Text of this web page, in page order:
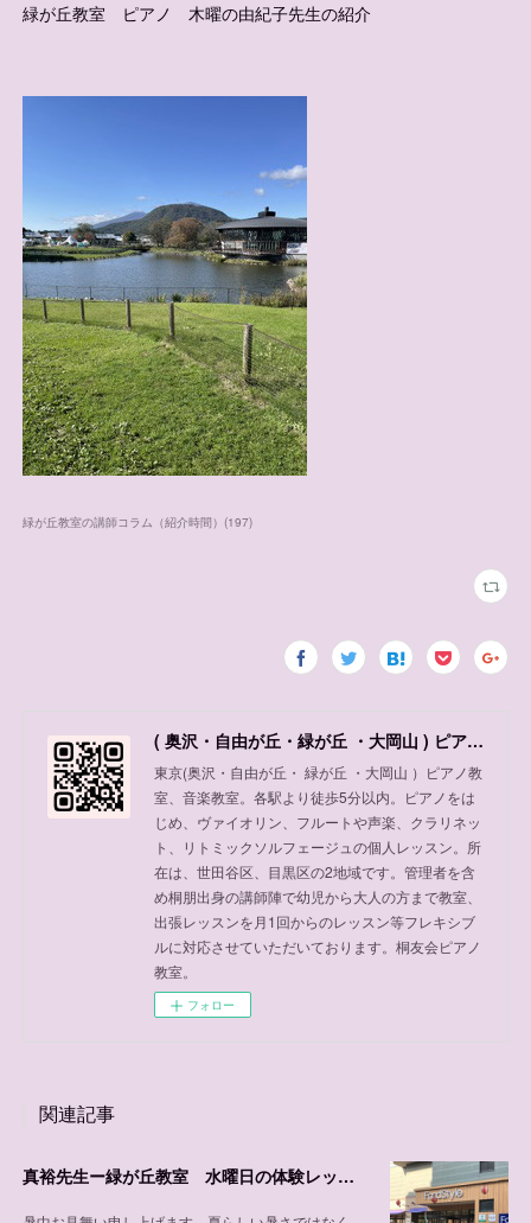
緑が丘教室 ピアノ 木曜の由紀子先生の紹介
緑が丘教室の講師コラム（紹介時間） (197)
( 奥沢・自由が丘・緑が丘 ・大岡山 ) ピアノ教室、音楽教室
東京(奥沢・自由が丘・ 緑が丘 ・大岡山 ）ピアノ教
室、音楽教室。各駅より徒歩5分以内。ピアノをは
じめ、ヴァイオリン、フルートや声楽、クラリネッ
ト、リトミックソルフェージュの個人レッスン。所
在は、世田谷区、目黒区の2地域です。管理者を含
め桐朋出身の講師陣で幼児から大人の方まで教室、
出張レッスンを月1回からのレッスン等フレキシブ
ルに対応させていただいております。桐友会ピアノ
教室。
フォロー
関連記事
真裕先生ー緑が丘教室 水曜日の体験レッスン可能日程